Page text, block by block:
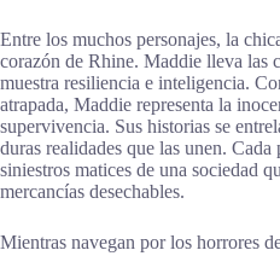
Entre los muchos personajes, la
corazón de Rhine. Maddie lleva las
muestra resiliencia e inteligencia.
atrapada, Maddie representa la
supervivencia. Sus historias se
duras realidades que las unen.
siniestros matices de una sociedad
mercancías desechables.
Mientras navegan por los horrores